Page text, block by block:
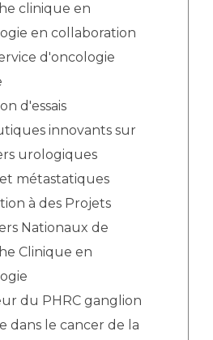
clinique en
en collaboration
d'oncologie
d'essais
innovants sur
urologiques
et métastatiques
à des Projets
Nationaux de
Clinique en
du PHRC ganglion
dans le cancer de la